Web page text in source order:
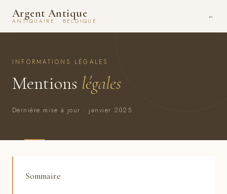
Argent Antique
ANTIQUAIRE · BELGIQUE
INFORMATIONS LÉGALES
Mentions légales
Dernière mise à jour : janvier 2025
Sommaire